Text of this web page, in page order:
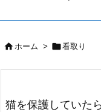
ホーム > 看取り
猫を保護していた